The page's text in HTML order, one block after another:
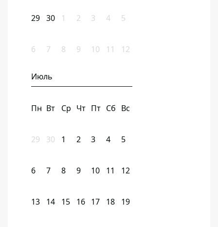
29 30 1 2 3 4 5
6 7 8 9 10 11 12
Июль
Пн Вт Ср Чт Пт Сб Вс
29 30 1 2 3 4 5
6 7 8 9 10 11 12
13 14 15 16 17 18 19